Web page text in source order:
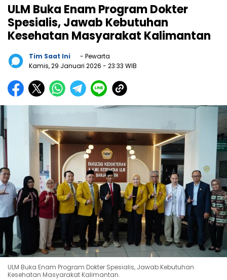
ULM Buka Enam Program Dokter
Spesialis, Jawab Kebutuhan
Kesehatan Masyarakat Kalimantan
Tim Saat Ini
- Pewarta
Kamis, 29 Januari 2026 - 23:33 WIB
ULM Buka Enam Program Dokter Spesialis, Jawab Kebutuhan
Kesehatan Masyarakat Kalimantan.